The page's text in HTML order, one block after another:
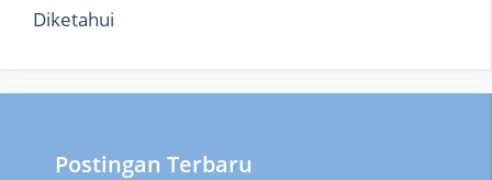
Diketahui
Postingan Terbaru